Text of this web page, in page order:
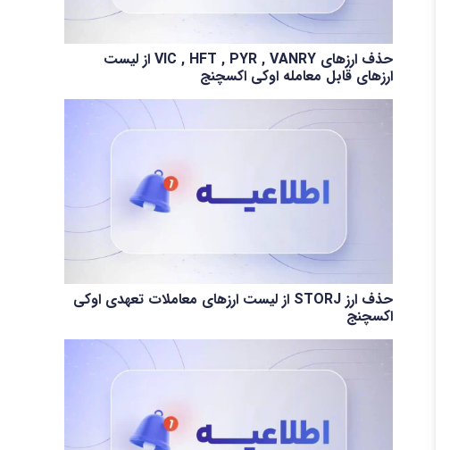
حذف ارزهای VIC , HFT , PYR , VANRY از لیست
ارزهای قابل معامله اوکی اکسچنج
حذف ارز STORJ از لیست ارزهای معاملات تعهدی اوکی
اکسچنج